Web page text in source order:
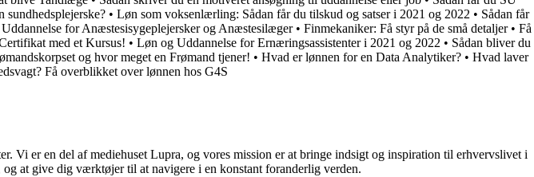
sundhedsplejerske? • Løn som voksenlærling: Sådan får du tilskud og satser i 2021 og 2022 • Sådan får
for Anæstesisygeplejersker og Anæstesilæger• Finmekaniker: Få styr på de små detaljer• Få
med et Kursus! • Løn og Uddannelse for Ernæringsassistenter i 2021 og 2022 • Sådan bliver du
og hvor meget en Frømand tjener! • Hvad er lønnen for en Data Analytiker? • Hvad laver
Få overblikket over lønnen hos G4S
Vi er en del af mediehuset Lupra, og vores mission er at bringe indsigt og inspiration til erhvervslivet i
at give dig værktøjer til at navigere i en konstant foranderlig verden.